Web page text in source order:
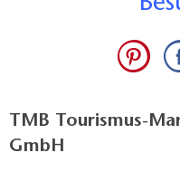
TMB Tourismus-
GmbH